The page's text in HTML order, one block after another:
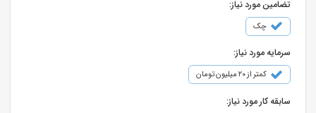
تضامین مورد نیاز:
چک
سرمایه مورد نیاز:
کمتر از ۲۰ میلیون تومان
سابقه کار مورد نیاز: